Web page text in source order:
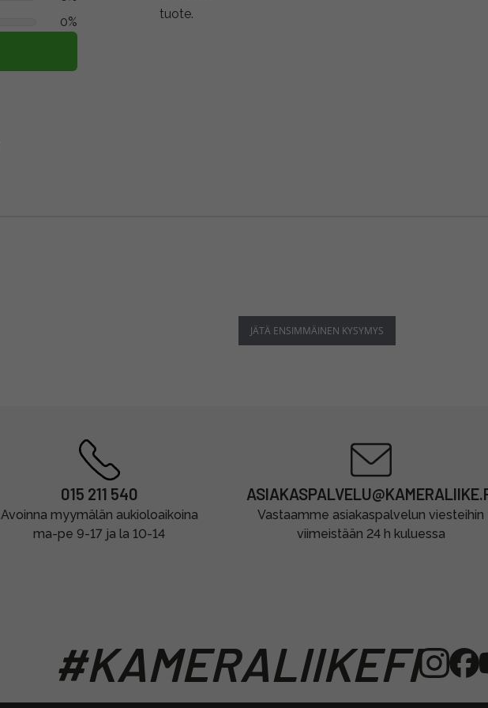
0%
tuote.
JÄTÄ ENSIMMÄINEN KYSYMYS
015 211 540
Avoinna myymälän aukioloaikoina
ma-pe 9-17 ja la 10-14
Vastaamme asiakaspalvelun viesteihin
viimeistään 24 h kuluessa
#KAMERALIIKEFI